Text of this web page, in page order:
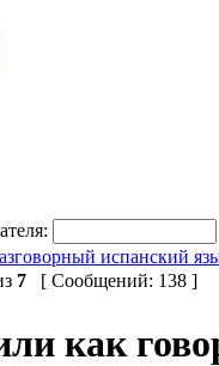
испанский
7 [ Сообщений: 138 ]
как